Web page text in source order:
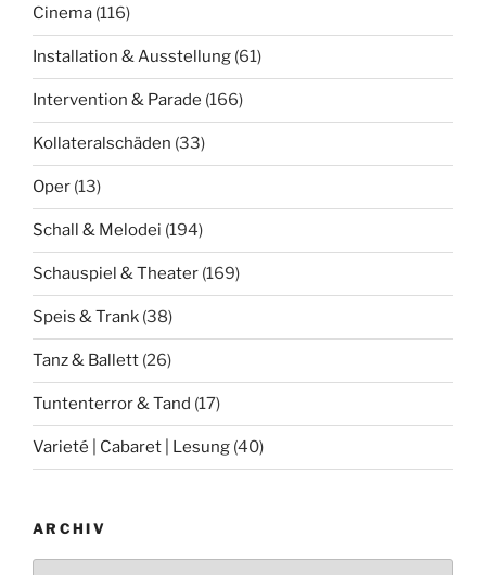
Cinema (116)
Installation & Ausstellung (61)
Intervention & Parade (166)
Kollateralschäden (33)
Oper (13)
Schall & Melodei (194)
Schauspiel & Theater (169)
Speis & Trank (38)
Tanz & Ballett (26)
Tuntenterror & Tand (17)
Varieté | Cabaret | Lesung (40)
ARCHIV